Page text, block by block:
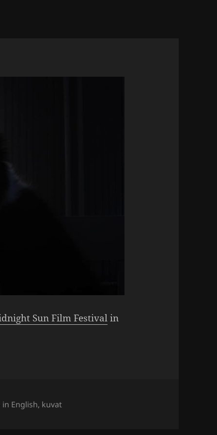
Sun Film Festivalin
Kategoriat
in English, kuvat